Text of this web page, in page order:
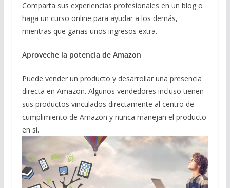
Comparta sus experiencias profesionales en un blog o
haga un curso online para ayudar a los demás,
mientras que ganas unos ingresos extra.
Aproveche la potencia de Amazon
Puede vender un producto y desarrollar una presencia
directa en Amazon. Algunos vendedores incluso tienen
sus productos vinculados directamente al centro de
cumplimiento de Amazon y nunca manejan el producto
en sí.